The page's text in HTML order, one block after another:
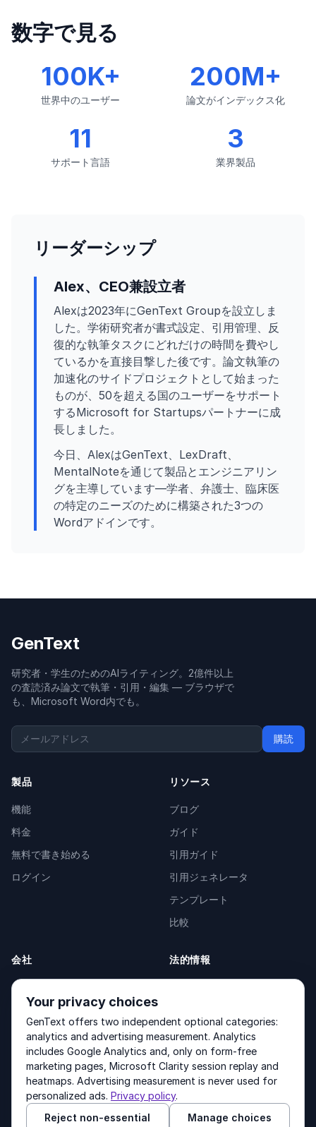
数字で見る
100K+
世界中のユーザー
200M+
論文がインデックス化
11
サポート言語
3
業界製品
リーダーシップ
Alex、CEO兼設立者
Alexは2023年にGenText Groupを設立しま
した。学術研究者が書式設定、引用管理、反
復的な執筆タスクにどれだけの時間を費やし
ているかを直接目撃した後です。論文執筆の
加速化のサイドプロジェクトとして始まった
ものが、50を超える国のユーザーをサポート
するMicrosoft for Startupsパートナーに成
長しました。
今日、AlexはGenText、LexDraft、
MentalNoteを通じて製品とエンジニアリン
グを主導しています—学者、弁護士、臨床医
の特定のニーズのために構築された3つの
Wordアドインです。
GenText
研究者・学生のためのAIライティング。2億件以上
の査読済み論文で執筆・引用・編集 — ブラウザで
も、Microsoft Word内でも。
購読
製品
機能
料金
無料で書き始める
ログイン
リソース
ブログ
ガイド
引用ガイド
引用ジェネレータ
テンプレート
比較
会社
会社概要
お問い合わせ
製品
法的情報
Terms of Service
Other products by GenText Group:LexDraft· MentalNote
Your privacy choices
GenText offers two independent optional categories:
analytics and advertising measurement. Analytics
includes Google Analytics and, only on form-free
marketing pages, Microsoft Clarity session replay and
heatmaps. Advertising measurement is never used for
personalized ads. Privacy policy.
Reject non-essential
Manage choices